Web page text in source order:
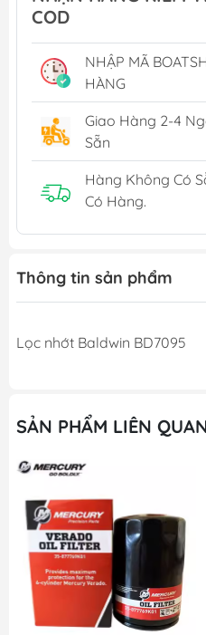
COD
NHẬP MÃ
HÀNG
Giao Hàng 2-4
Sẵn
Hàng Không Có
Có Hàng.
Thông tin sản phẩm
Lọc nhớt Baldwin BD7095
SẢN PHẨM LIÊN